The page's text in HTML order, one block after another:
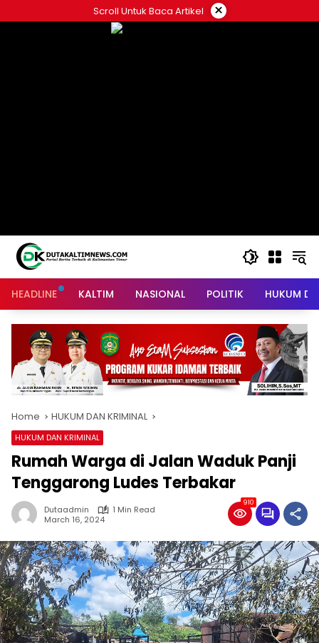
to
Scroll Untuk Baca Artikel ×
HEADLINE KALTIM NASIONAL POLITIK HUKUM
Home HUKUM DAN KRIMINAL
HUKUM DAN KRIMINAL
Rumah Warga di Jalan Waduk Panji
Tenggarong Ludes Terbakar
Dutaadmin
1 Min Read
March 16, 2024
910